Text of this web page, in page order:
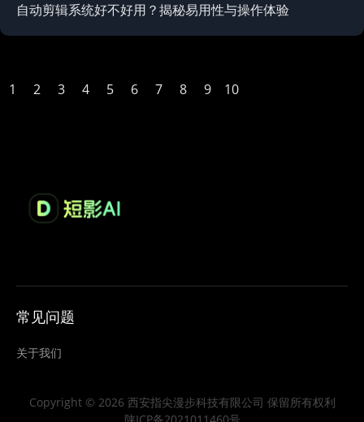
自动剪辑系统好不好用？揭秘易用性与操作体验
1 2 3 4 5 6 7 8 9 10
常见问题
关于我们
Copyright © 2026 西安指尖漫步科技有限公司 保留所有权利